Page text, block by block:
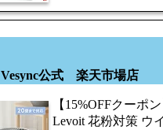
Vesync公式 楽天市場店
【15%OFFクーポ
Levoit 花粉対策 ウ